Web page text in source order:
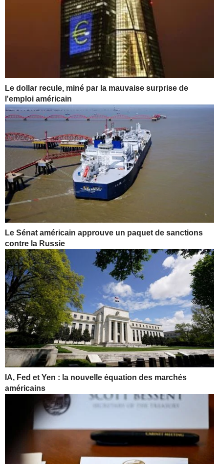
Le dollar recule, miné par la mauvaise surprise de
l'emploi américain
Le Sénat américain approuve un paquet de sanctions
contre la Russie
IA, Fed et Yen : la nouvelle équation des marchés
américains